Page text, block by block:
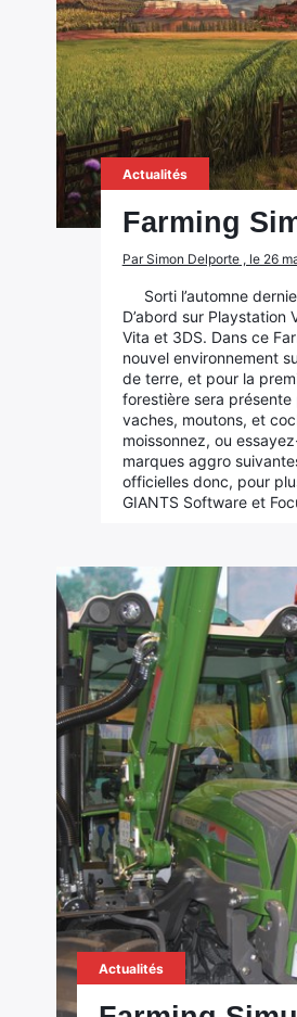
Actualités
Farming
Par Simon Delporte , le 26
Sorti l’automne
D’abord sur
Vita et 3DS. Dans ce
nouvel environnement
de terre, et pour la
forestière sera
vaches, moutons, et
moissonnez, ou
marques aggro
officielles donc, pour
GIANTS Software et
Actualités